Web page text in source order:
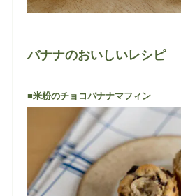
バナナのおいしいレシピ
■米粉のチョコバナナマフィン